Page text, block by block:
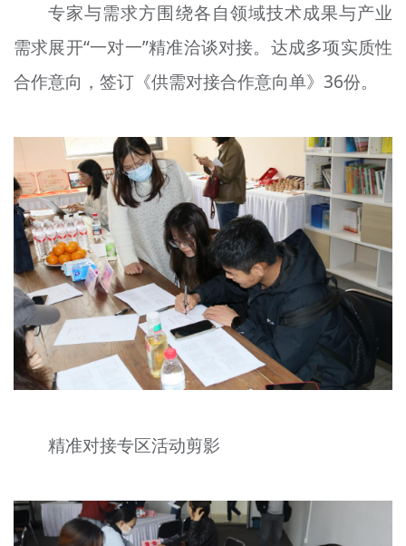
专家与需求方围绕各自领域技术成果与产业
需求展开“一对一”精准洽谈对接。达成多项实质性
合作意向，签订《供需对接合作意向单》36份。
精准对接专区活动剪影